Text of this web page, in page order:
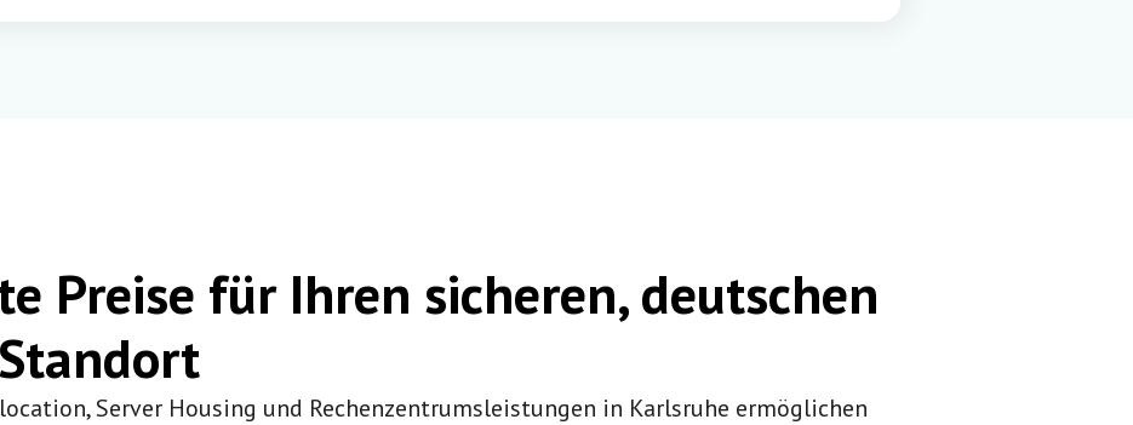
Preise für Ihren sicheren, deutschen
Server Housing und Rechenzentrumsleistungen in Karlsruhe ermöglichen